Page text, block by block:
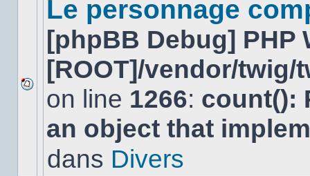
Aucun
nouveau
message
non-
dans
Le personnage
[phpBB Debug] PHP
[ROOT]/vendor/
on line 1266: count():
an object that
dans Divers